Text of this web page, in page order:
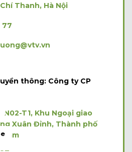
Thanh, Hà Nội
77
thông: Công ty CP
N02-T1, Khu Ngoại giao
Xuân Đỉnh, Thành phố
Nam